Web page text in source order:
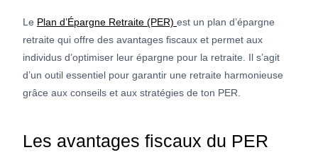
Le Plan d’Épargne Retraite (PER) est un plan d’épargne
retraite qui offre des avantages fiscaux et permet aux
individus d’optimiser leur épargne pour la retraite. Il s’agit
d’un outil essentiel pour garantir une retraite harmonieuse
grâce aux conseils et aux stratégies de ton PER.
Les avantages fiscaux du PER